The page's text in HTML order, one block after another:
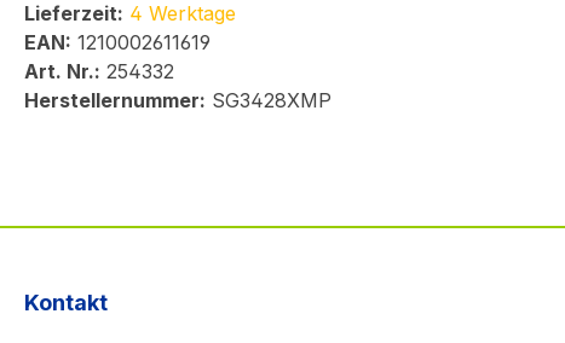
Lieferzeit: 4 Werktage
EAN: 1210002611619
Art. Nr.: 254332
Herstellernummer: SG3428XMP
Kontakt